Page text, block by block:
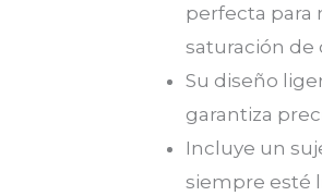
perfecta para
saturación de
Su diseño
garantiza
Incluye un
siempre esté